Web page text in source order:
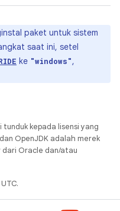
paket untuk sistem
saat ini, setel
ke "windows",
kepada lisensi yang
OpenJDK adalah merek
Oracle dan/atau